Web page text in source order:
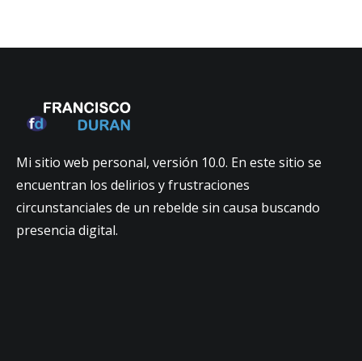
Mi sitio web personal, versión 10.0. En este sitio se
encuentran los delirios y frustraciones
circunstanciales de un rebelde sin causa buscando
presencia digital.